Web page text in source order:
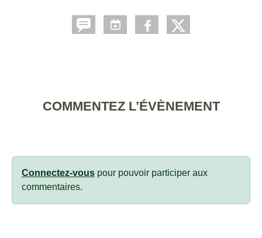
COMMENTEZ L’ÉVÈNEMENT
Connectez-vous pour pouvoir participer aux
commentaires.